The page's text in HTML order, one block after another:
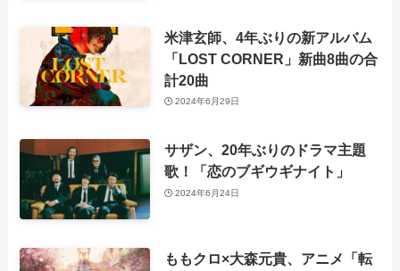
米津玄師、4年ぶりの新アルバム
「LOST CORNER」新曲8曲の合
計20曲
2024年6月29日
サザン、20年ぶりのドラマ主題
歌！「恋のブギウギナイト」
2024年6月24日
ももクロ×大森元貴、アニメ「転